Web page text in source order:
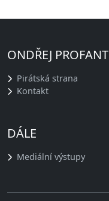
ONDŘEJ PROFANT
Pirátská strana
Kontakt
DÁLE
Mediální výstupy